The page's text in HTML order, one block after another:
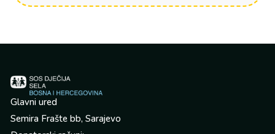
Glavni ured
Semira Frašte bb, Sarajevo